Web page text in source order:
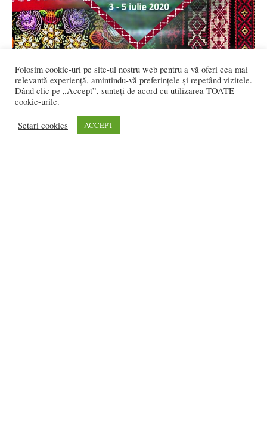
EXPLOZIE de creativitate și culoare, de
mâine, la Târgul Breslelor Moderne
Flavia DANCIU - iulie 2, 2020
Folosim cookie-uri pe site-ul nostru web pentru a vă oferi cea mai
relevantă experiență, amintindu-vă preferințele și repetând vizitele.
Dând clic pe „Accept”, sunteți de acord cu utilizarea TOATE
cookie-urile.
Setari cookies ACCEPT